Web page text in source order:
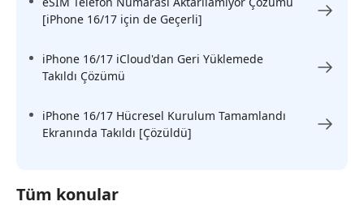
[iPhone 16/17 için de Geçerli]
iPhone 16/17 iCloud'dan Geri Yüklemede
Takıldı Çözümü
iPhone 16/17 Hücresel Kurulum Tamamlandı
Ekranında Takıldı [Çözüldü]
Tüm konular